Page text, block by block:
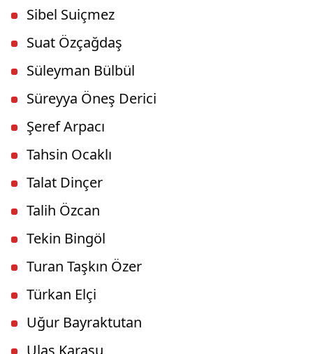
Sibel Suiçmez
Suat Özçağdaş
Süleyman Bülbül
Süreyya Öneş Derici
Şeref Arpacı
Tahsin Ocaklı
Talat Dinçer
Talih Özcan
Tekin Bingöl
Turan Taşkın Özer
Türkan Elçi
Uğur Bayraktutan
Ulaş Karasu